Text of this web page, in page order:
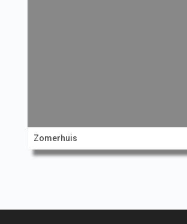
Zomerhuis